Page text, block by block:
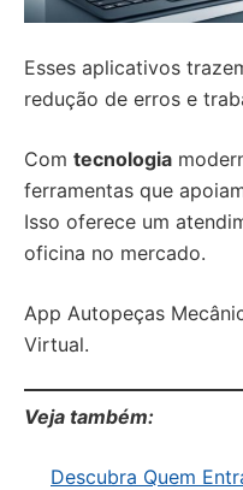
Esses aplicativos
redução de erros e
Com tecnologia
ferramentas que
Isso oferece um
oficina no mercado.
App Autopeças
Virtual.
Veja também:
Descubra Quem